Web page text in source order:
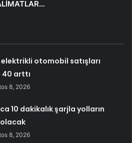
elektrikli otomobil satışları
40 arttı
8, 2026
10 dakikalık şarjla yolların
8, 2026